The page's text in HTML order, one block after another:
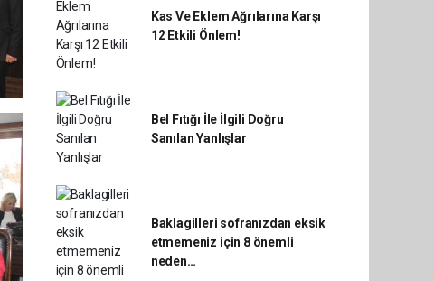
Kas Ve Eklem Ağrılarına Karşı
12 Etkili Önlem!
Bel Fıtığı İle İlgili Doğru
Sanılan Yanlışlar
Baklagilleri sofranızdan eksik
etmemeniz için 8 önemli
neden…